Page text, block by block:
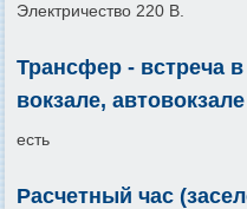
Электричество 220 В.
Трансфер - встреча
вокзале, автовокзале
есть
Расчетный час